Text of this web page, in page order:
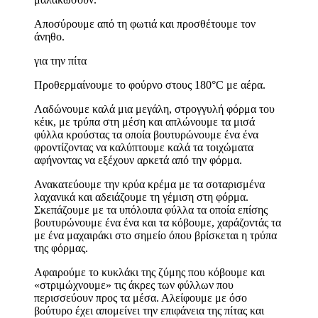
Αποσύρουμε από τη φωτιά και προσθέτουμε τον
άνηθο.
για την πίτα
Προθερμαίνουμε το φούρνο στους 180°C με αέρα.
Λαδώνουμε καλά μια μεγάλη, στρογγυλή φόρμα του
κέικ, με τρύπα στη μέση και απλώνουμε τα μισά
φύλλα κρούστας τα οποία βουτυρώνουμε ένα ένα
φροντίζοντας να καλύπτουμε καλά τα τοιχώματα
αφήνοντας να εξέχουν αρκετά από την φόρμα.
Ανακατεύουμε την κρύα κρέμα με τα σοταρισμένα
λαχανικά και αδειάζουμε τη γέμιση στη φόρμα.
Σκεπάζουμε με τα υπόλοιπα φύλλα τα οποία επίσης
βουτυρώνουμε ένα ένα και τα κόβουμε, χαράζοντάς τα
με ένα μαχαιράκι στο σημείο όπου βρίσκεται η τρύπα
της φόρμας.
Αφαιρούμε το κυκλάκι της ζύμης που κόβουμε και
«στριμώχνουμε» τις άκρες των φύλλων που
περισσεύουν προς τα μέσα. Αλείφουμε με όσο
βούτυρο έχει απομείνει την επιφάνεια της πίτας και